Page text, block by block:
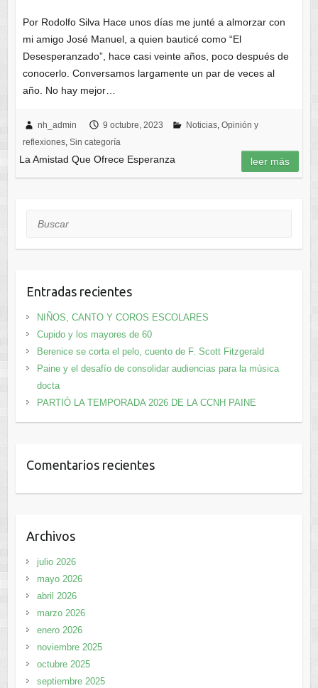
Por Rodolfo Silva Hace unos días me junté a almorzar con
mi amigo José Manuel, a quien bauticé como “El
Desesperanzado”, hace casi veinte años, poco después de
conocerlo. Conversamos largamente un par de veces al
año. No hay mejor…
nh_admin 9 octubre, 2023 Noticias, Opinión y
reflexiones, Sin categoría
La Amistad Que Ofrece Esperanza leer más
Buscar
Entradas recientes
NIÑOS, CANTO Y COROS ESCOLARES
Cupido y los mayores de 60
Berenice se corta el pelo, cuento de F. Scott Fitzgerald
Paine y el desafío de consolidar audiencias para la música
docta
PARTIÓ LA TEMPORADA 2026 DE LA CCNH PAINE
Comentarios recientes
Archivos
julio 2026
mayo 2026
abril 2026
marzo 2026
enero 2026
noviembre 2025
octubre 2025
septiembre 2025